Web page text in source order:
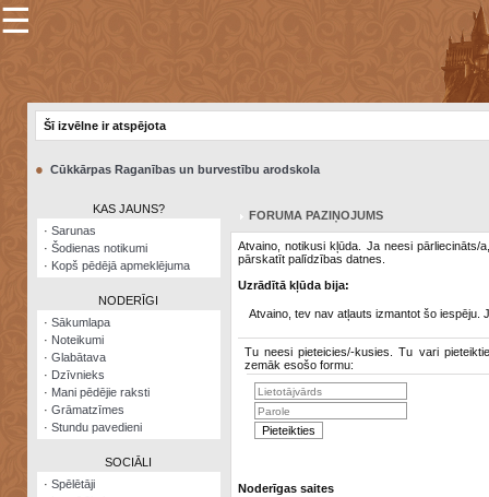
×
Šodienas
notikumi
Visatcera
almanahs
Arhīvs
☰
Šī izvēlne ir atspējota
● Cūkkārpas Raganības un burvestību arodskola
KAS JAUNS?
· Sarunas
· Šodienas notikumi
· Kopš pēdējā apmeklējuma
NODERĪGI
· Sākumlapa
· Noteikumi
· Glabātava
· Dzīvnieks
· Mani pēdējie raksti
· Grāmatzīmes
· Stundu pavedieni
SOCIĀLI
· Spēlētāji
FORUMA PAZIŅOJUMS
Atvaino, notikusi kļūda. Ja neesi pārliecināts/
pārskatīt palīdzības datnes.
Uzrādītā kļūda bija:
Atvaino, tev nav atļauts izmantot šo iespēju.
Tu neesi pieteicies/-kusies. Tu vari
zemāk esošo formu:
Noderīgas saites